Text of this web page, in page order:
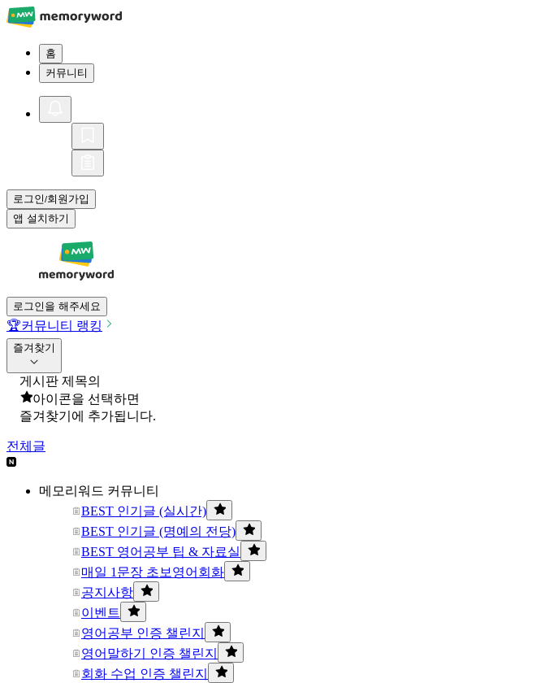
홈
커뮤니티
로그인/회원가입
앱 설치하기
로그인을 해주세요
🏆커뮤니티 랭킹
즐겨찾기
게시판 제목의
아이콘을 선택하면
즐겨찾기에 추가됩니다.
전체글
메모리워드 커뮤니티
BEST 인기글 (실시간)
BEST 인기글 (명예의 전당)
BEST 영어공부 팁 & 자료실
매일 1문장 초보영어회화
공지사항
이벤트
영어공부 인증 챌린지
영어말하기 인증 챌린지
회화 수업 인증 챌린지